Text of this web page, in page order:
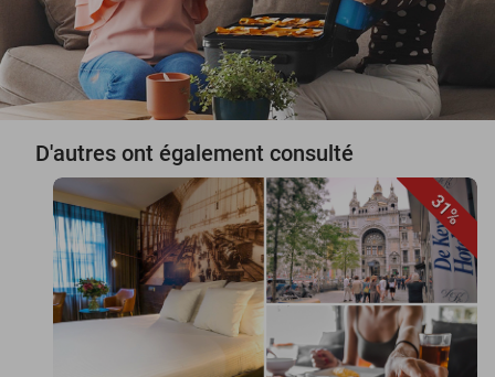
D'autres ont également consulté
31%